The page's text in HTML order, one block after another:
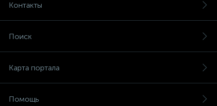
Контакты
Поиск
Карта портала
Помощь